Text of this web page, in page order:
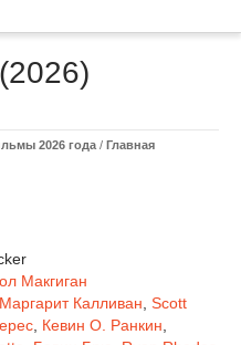
2026 года / Главная
Макгиган
Калливан Scott
Кевин О. Ранкин